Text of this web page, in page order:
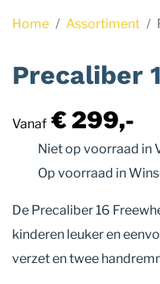
Home Assortiment
Precaliber
Vanaf € 299,-
Niet op voorraad in
Op voorraad in
De Precaliber 16
kinderen leuker en
verzet en twee